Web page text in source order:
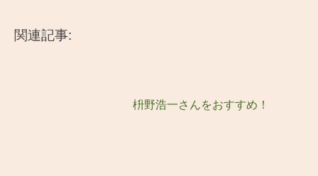
関連記事:
枡野浩一さんをおすすめ！